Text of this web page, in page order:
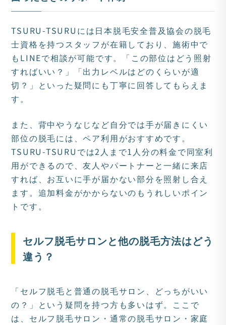
TSURU-TSURUには日本脱毛安全普及協会の脱毛
士資格を持つスタッフが在籍しており、施術中で
もLINEで相談が可能です。「この部位はどう照射
すればいい？」「出力レベルはどのくらいが適
切？」といった疑問にも丁寧に回答してもらえま
す。
また、背中やうなじなど自分では手が届きにくい
部位の脱毛には、ペア利用がおすすめです。
TSURU-TSURUでは2人まで1人分の料金で同室利
用ができるので、友人やパートナーと一緒に来店
すれば、お互いに手が届かない部分を照射し合え
ます。追加料金がかからないのもうれしいポイン
トです。
セルフ脱毛サロンと他の脱毛方法はどう
違う？
「セルフ脱毛と普通の脱毛サロン、どっちがいい
の？」という疑問を持つ方も多いはず。ここで
は、セルフ脱毛サロン・通常の脱毛サロン・家庭